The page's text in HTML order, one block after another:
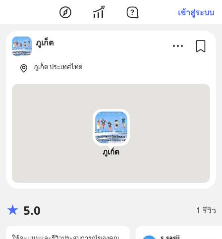
เข้าสู่ระบบ
ภูเก็ต
ภูเก็ต ประเทศไทย
ภูเก็ต
★ 5.0 1 รีวิว